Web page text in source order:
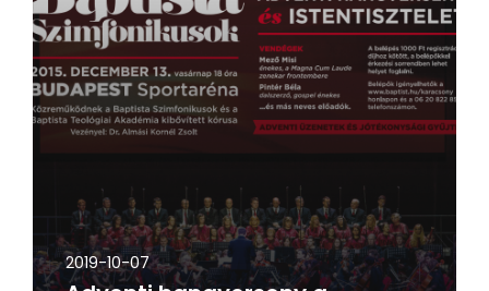
2019-10-07